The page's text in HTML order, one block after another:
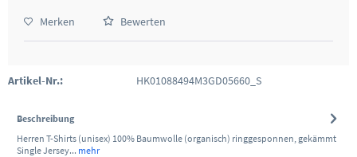
Merken Bewerten
Artikel-Nr.: HK01088494M3GD05660_S
Beschreibung
Herren T-Shirts (unisex) 100% Baumwolle (organisch) ringgesponnen, gekämmt
Single Jersey... mehr